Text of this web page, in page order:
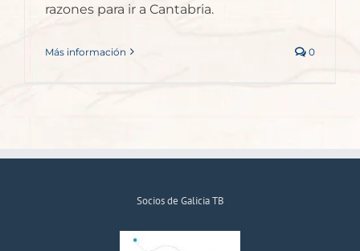
razones para ir a Cantabria.
Más información 0
Socios de Galicia TB